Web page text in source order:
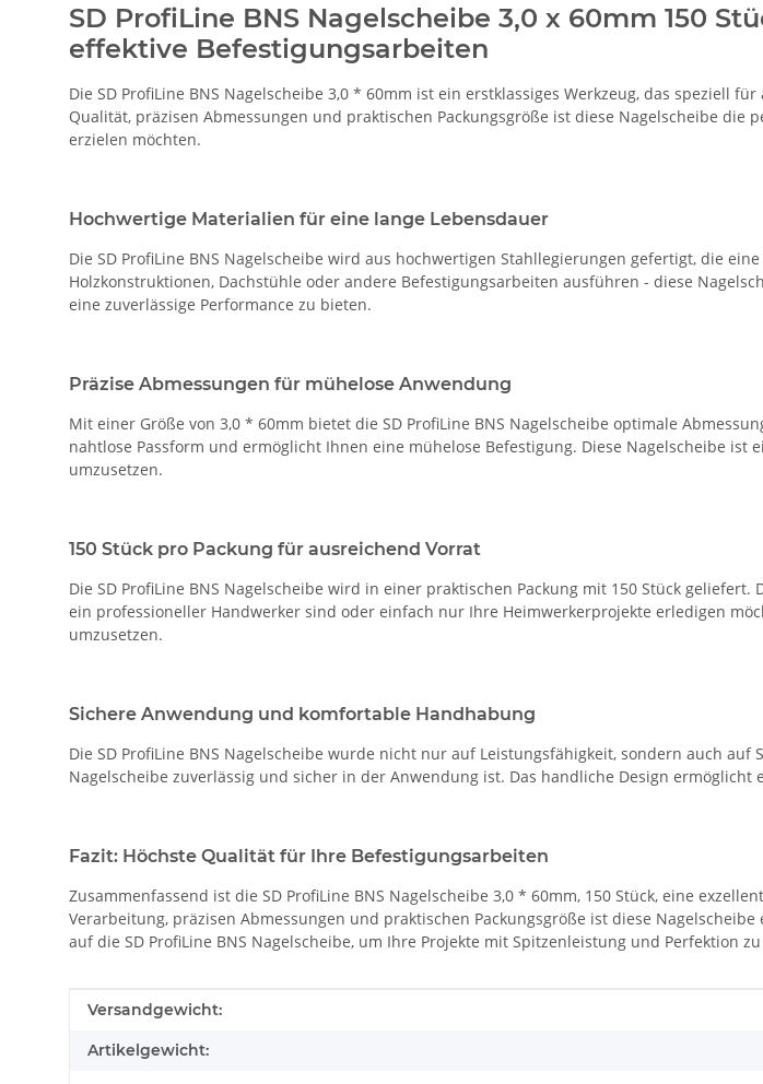
SD ProfiLine BNS Nagelscheibe 3,0 x 60mm 150
effektive Befestigungsarbeiten
Die SD ProfiLine BNS Nagelscheibe 3,0 * 60mm ist ein erstklassiges Werkzeug, das
Qualität, präzisen Abmessungen und praktischen Packungsgröße ist diese Nagelscheibe die
erzielen möchten.
Hochwertige Materialien für eine lange Lebensdauer
Die SD ProfiLine BNS Nagelscheibe wird aus hochwertigen Stahllegierungen gefertigt, die
Holzkonstruktionen, Dachstühle oder andere Befestigungsarbeiten ausführen - diese
eine zuverlässige Performance zu bieten.
Präzise Abmessungen für mühelose Anwendung
Mit einer Größe von 3,0 * 60mm bietet die SD ProfiLine BNS Nagelscheibe optimale
nahtlose Passform und ermöglicht Ihnen eine mühelose Befestigung. Diese Nagelscheibe
umzusetzen.
150 Stück pro Packung für ausreichend Vorrat
Die SD ProfiLine BNS Nagelscheibe wird in einer praktischen Packung mit 150 Stück
ein professioneller Handwerker sind oder einfach nur Ihre Heimwerkerprojekte erledigen
umzusetzen.
Sichere Anwendung und komfortable Handhabung
Die SD ProfiLine BNS Nagelscheibe wurde nicht nur auf Leistungsfähigkeit, sondern auch
Nagelscheibe zuverlässig und sicher in der Anwendung ist. Das handliche Design
Fazit: Höchste Qualität für Ihre Befestigungsarbeiten
Zusammenfassend ist die SD ProfiLine BNS Nagelscheibe 3,0 * 60mm, 150 Stück, eine
Verarbeitung, präzisen Abmessungen und praktischen Packungsgröße ist diese
auf die SD ProfiLine BNS Nagelscheibe, um Ihre Projekte mit Spitzenleistung und Perfektion
Produkteigenschaft
Wert
Versandgewicht:
Artikelgewicht: